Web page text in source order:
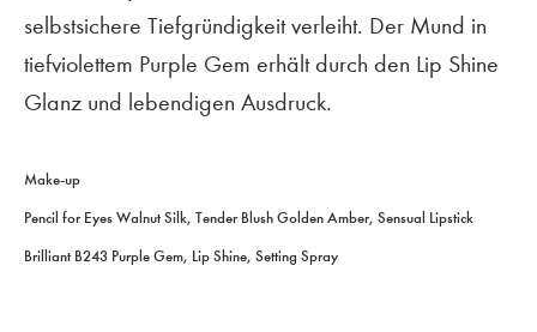
selbstsichere Tiefgründigkeit verleiht. Der Mund in
tiefviolettem Purple Gem erhält durch den Lip Shine
Glanz und lebendigen Ausdruck.
Make-up
Pencil for Eyes Walnut Silk, Tender Blush Golden Amber, Sensual Lipstick
Brilliant B243 Purple Gem, Lip Shine, Setting Spray